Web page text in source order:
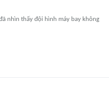
nhìn thấy đội hình máy bay không